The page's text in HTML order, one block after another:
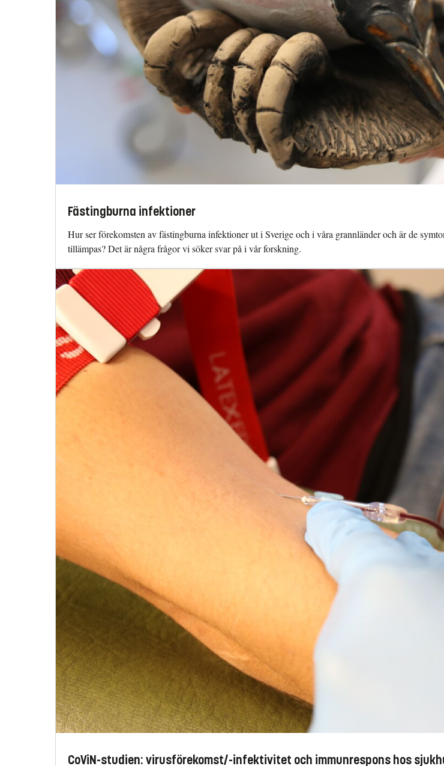
Fästingburna infektioner
Hur ser förekomsten av fästingburna infektioner ut i Sverige och i våra grannländer och är de
tillämpas? Det är några frågor vi söker svar på i vår forskning.
CoViN-studien: virusförekomst/-infektivitet och immunrespons hos